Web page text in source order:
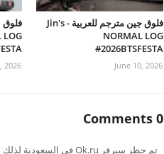
فلوق جين مترجم للعربية - Jin's
NORMAL LOG
#2026BTSFESTA
June 10, 2026
فلوق
LOG
2026
0 Comments